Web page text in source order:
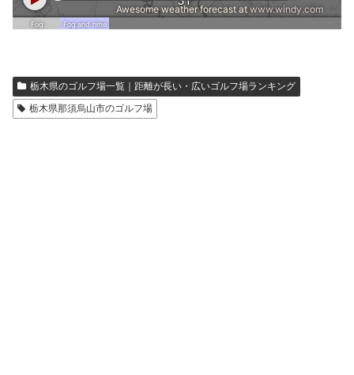
栃木県のゴルフ場一覧｜距離が長い・広いゴルフ場ランキング
栃木県那須烏山市のゴルフ場